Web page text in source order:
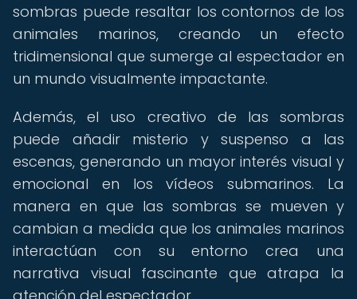
sombras puede resaltar los contornos de los
animales marinos, creando un efecto
tridimensional que sumerge al espectador en
un mundo visualmente impactante.
Además, el uso creativo de las sombras
puede añadir misterio y suspenso a las
escenas, generando un mayor interés visual y
emocional en los vídeos submarinos. La
manera en que las sombras se mueven y
cambian a medida que los animales marinos
interactúan con su entorno crea una
narrativa visual fascinante que atrapa la